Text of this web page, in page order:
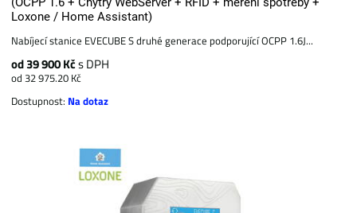
Loxone / Home Assistant)
Nabíjecí stanice EVECUBE S druhé generace podporující OCPP 1.6J...
od 39 900 Kčs DPH
od 32 975.20 Kč
Dostupnost: Na dotaz